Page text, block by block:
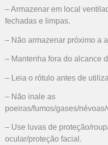
– Armazenar em local
fechadas e limpas.
– Não armazenar próximo a
– Mantenha fora do alcance
– Leia o rótulo antes de
– Não inale as
poeiras/fumos/gases/
– Use luvas de proteção/
ocular/proteção facial.